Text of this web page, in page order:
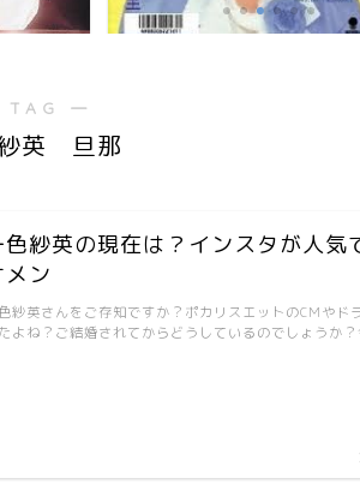
―
英 旦那
色紗英の現在は？インスタが人気
ン
紗英さんをご存知ですか？ポカリスエットのCMやド
よね？ご結婚されてからどうしているのでしょうか